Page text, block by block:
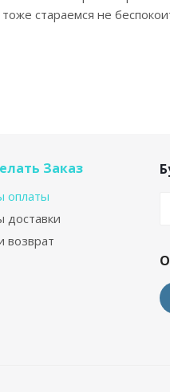
стараемся не
Заказ
оплаты
доставки
возврат